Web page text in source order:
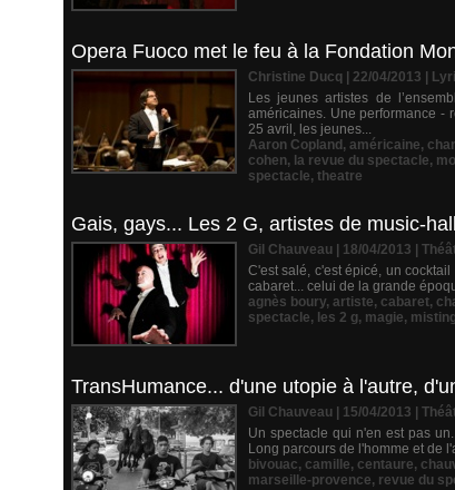
Opera Fuoco met le feu à la Fondation
Christine Ducq | 22/04/2013
Les jeunes artistes de
américaines. Une performance -
25 avril, les jeunes...
Aaron Copland , américaine,
cohen, la revue du spectacle,
spectacle, theatre
Gais, gays... Les 2 G, artistes de music-
Gil Chauveau | 18/04/2013
C'est salé, c'est épicé, un
cabaret... celui de la grande
agnès boury, artiste, cabaret,
spectacle, les 2 g, magie,
TransHumance... d'une utopie à l'autre,
Gil Chauveau | 15/04/2013
Un spectacle qui n'en est pas
Long parcours de l'homme et de
bivouac, camille, centaure,
marseille-provence, revue du